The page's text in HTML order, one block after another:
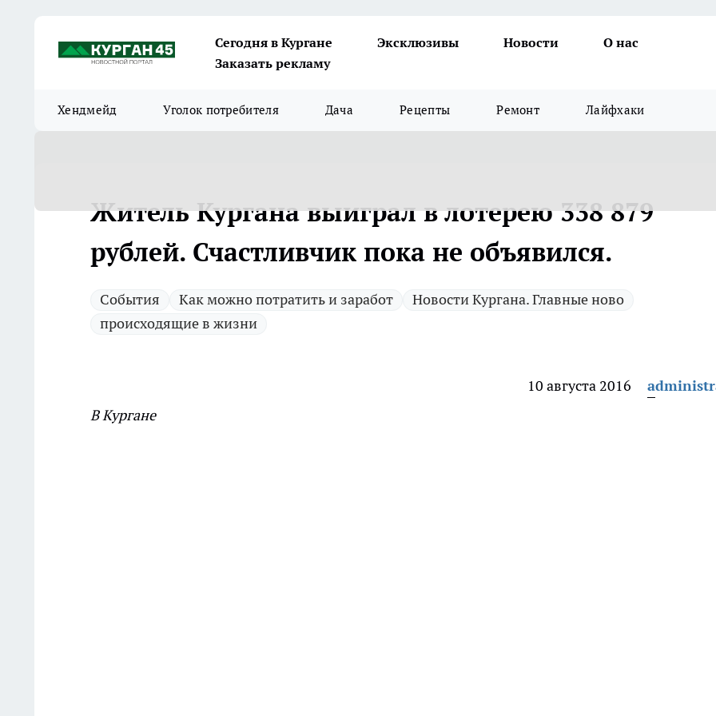
Сегодня в Кургане Эксклюзивы Новости
О нас
Заказать рекламу
Хендмейд Уголок потребителя Дача Рецепты Ремонт Лайфхаки
Житель Кургана выиграл в лотерею 338 879
рублей. Счастливчик пока не объявился.
Cобытия Как можно потратить и заработ
Новости Кургана. Главные ново
происходящие в жизни
10 августа 2016
В Кургане